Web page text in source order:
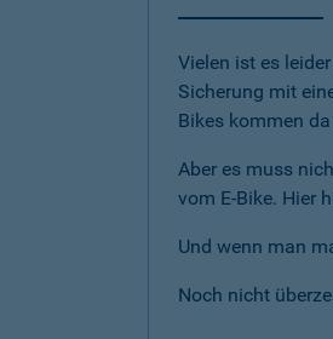
Vielen ist es
Sicherung mit
Bikes kommen
Aber es muss
vom E-Bike. Hier
Und wenn man
Noch nicht